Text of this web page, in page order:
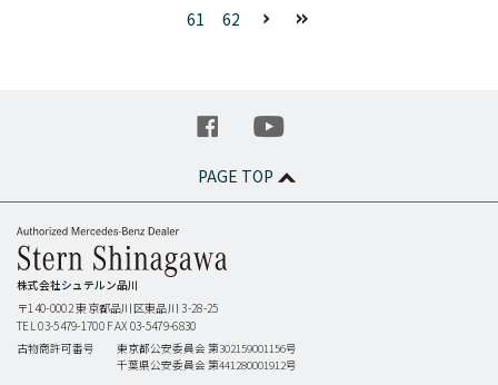
61 62
PAGE TOP
株式会社シュテルン品川
〒140-0002東京都品川区東品川 3-28-25
TEL 03-5479-1700 FAX 03-5479-6830
古物商許可番号
東京都公安委員会 第302159001156号
千葉県公安委員会 第441280001912号